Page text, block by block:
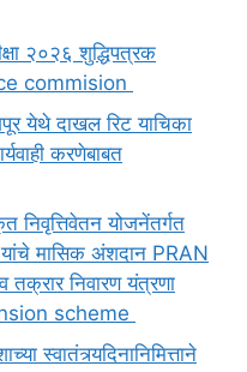
२०२६ शुद्धिपत्रक
commision
येथे दाखल रिट याचिका
करणेबाबत
निवृत्तिवेतन योजनेंतर्गत
यांचे मासिक अंशदान PRAN
निवारण यंत्रणा
scheme
स्वातंत्र्यदिनानिमित्ताने